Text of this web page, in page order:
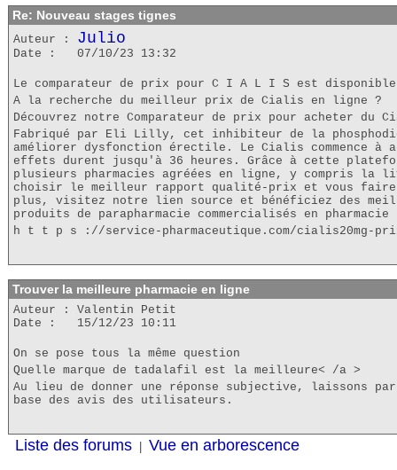
Re: Nouveau stages tignes
Auteur : Julio
Date : 07/10/23 13:32
Le comparateur de prix pour C I A L I S est
A la recherche du meilleur prix de Cialis en ligne ?
Découvrez notre Comparateur de prix pour acheter du
Fabriqué par Eli Lilly, cet inhibiteur de la
améliorer dysfonction érectile. Le Cialis commence à
effets durent jusqu'à 36 heures. Grâce à cette
plusieurs pharmacies agréées en ligne, y compris la
choisir le meilleur rapport qualité-prix et vous
plus, visitez notre lien source et bénéficiez des
produits de parapharmacie commercialisés en
h t t p s ://service-pharmaceutique.com/cialis20mg-
Trouver la meilleure pharmacie en ligne
Auteur : Valentin Petit
Date : 15/12/23 10:11
On se pose tous la même question
Quelle marque de tadalafil est la meilleure< /a >
Au lieu de donner une réponse subjective, laissons
base des avis des utilisateurs.
Liste des forums Vue en arborescence